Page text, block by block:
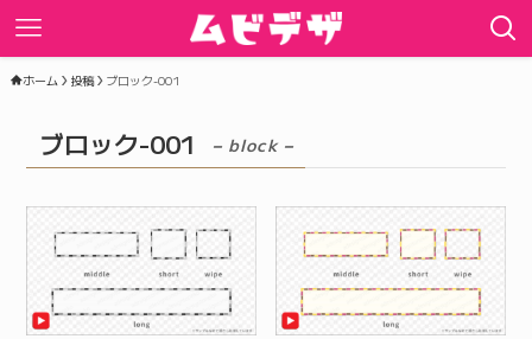
ホーム 投稿 ブロック-001
ブロック-001 – block –